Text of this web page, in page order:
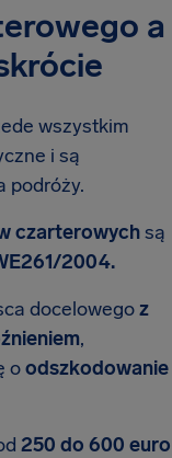
a
wszystkim
i są
podróży.
czarterowychsą
2004.
docelowegoz
,
oodszkodowanie
250 do 600 euro